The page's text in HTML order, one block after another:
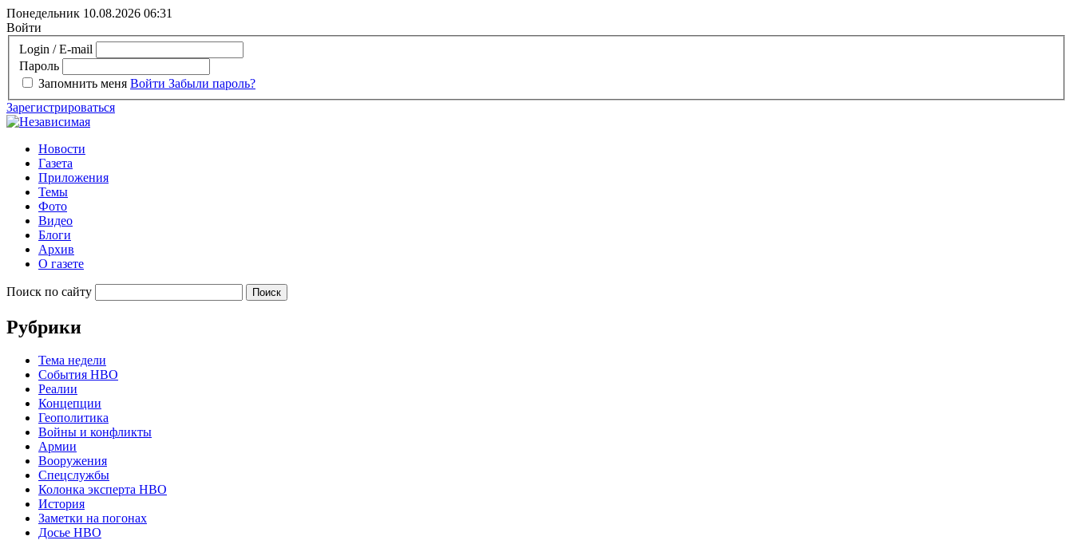
Понедельник 10.08.2026 06:31
Войти
Login / E-mail
Пароль
Запомнить меня Войти Забыли пароль?
Зарегистрироваться
Новости
Газета
Приложения
Темы
Фото
Видео
Блоги
Архив
О газете
Поиск по сайту
Рубрики
Тема недели
События НВО
Реалии
Концепции
Геополитика
Войны и конфликты
Армии
Вооружения
Спецслужбы
Колонка эксперта НВО
История
Заметки на погонах
Досье НВО